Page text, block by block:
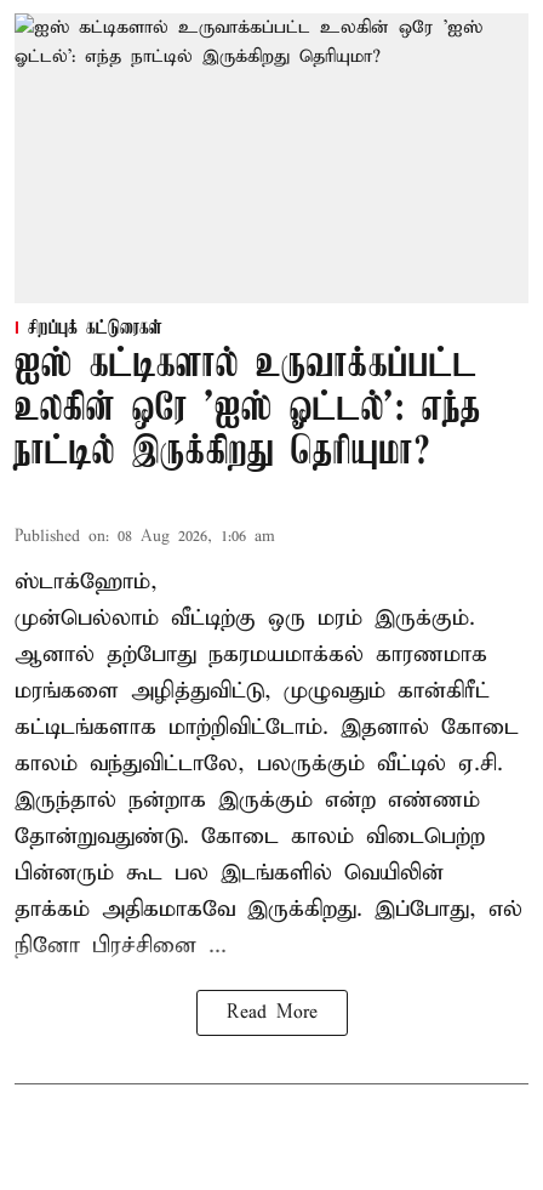
சிறப்புக் கட்டுரைகள்
ஐஸ் கட்டிகளால் உருவாக்கப்பட்ட
உலகின் ஒரே 'ஐஸ் ஓட்டல்': எந்த
நாட்டில் இருக்கிறது தெரியுமா?
Published on: 08 Aug 2026, 1:06 am
ஸ்டாக்ஹோம்,
முன்பெல்லாம் வீட்டிற்கு ஒரு மரம் இருக்கும்.
ஆனால் தற்போது நகரமயமாக்கல் காரணமாக
மரங்களை அழித்துவிட்டு, முழுவதும் கான்கிரீட்
கட்டிடங்களாக மாற்றிவிட்டோம். இதனால் கோடை
காலம் வந்துவிட்டாலே, பலருக்கும் வீட்டில் ஏ.சி.
இருந்தால் நன்றாக இருக்கும் என்ற எண்ணம்
தோன்றுவதுண்டு. கோடை காலம் விடைபெற்ற
பின்னரும் கூட பல இடங்களில் வெயிலின்
தாக்கம் அதிகமாகவே இருக்கிறது. இப்போது, எல்
நினோ பிரச்சினை ...
Read More